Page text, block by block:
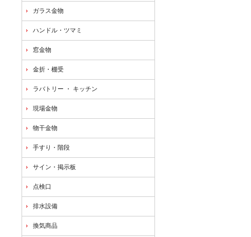
ガラス金物
ハンドル・ツマミ
窓金物
金折・棚受
ラバトリー ・ キッチン
現場金物
物干金物
手すり・階段
サイン・掲示板
点検口
排水設備
換気商品